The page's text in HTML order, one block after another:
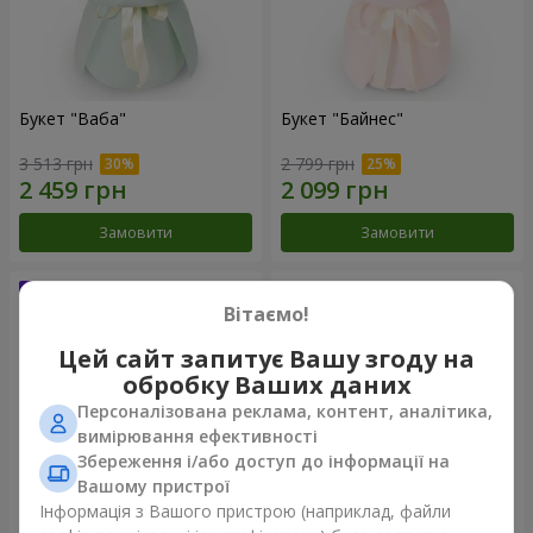
Букет "Ваба"
3 513 грн
Замовити
Букет "Байнес"
2 799 грн
Замовити
Вітаємо!
Цей сайт запитує Вашу згоду на
обробку Ваших даних
Персоналізована реклама, контент, аналітика,
вимірювання ефективності
Збереження і/або доступ до інформації на
Вашому пристрої
Інформація з Вашого пристрою (наприклад, файли